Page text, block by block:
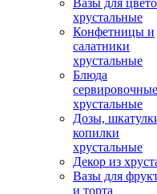
Вазы для
хрустальные
Конфетницы и
салатники
хрустальные
Блюда
сервировочные
хрустальные
Дозы,
копилки
хрустальные
Декор из
Вазы для
и торта